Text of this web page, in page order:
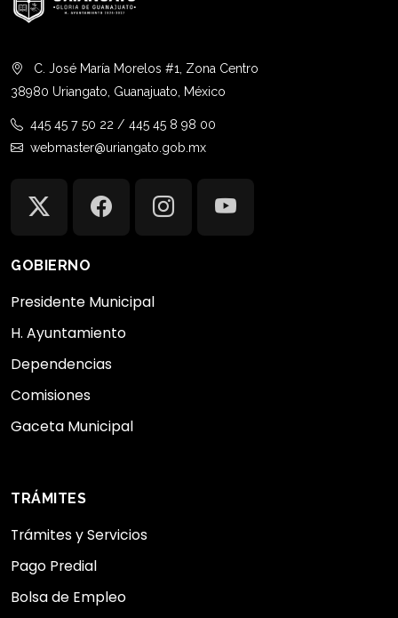
C. José María Morelos #1, Zona Centro
38980 Uriangato, Guanajuato, México
445 45 7 50 22 / 445 45 8 98 00
webmaster@uriangato.gob.mx
GOBIERNO
Presidente Municipal
H. Ayuntamiento
Dependencias
Comisiones
Gaceta Municipal
TRÁMITES
Trámites y Servicios
Pago Predial
Bolsa de Empleo